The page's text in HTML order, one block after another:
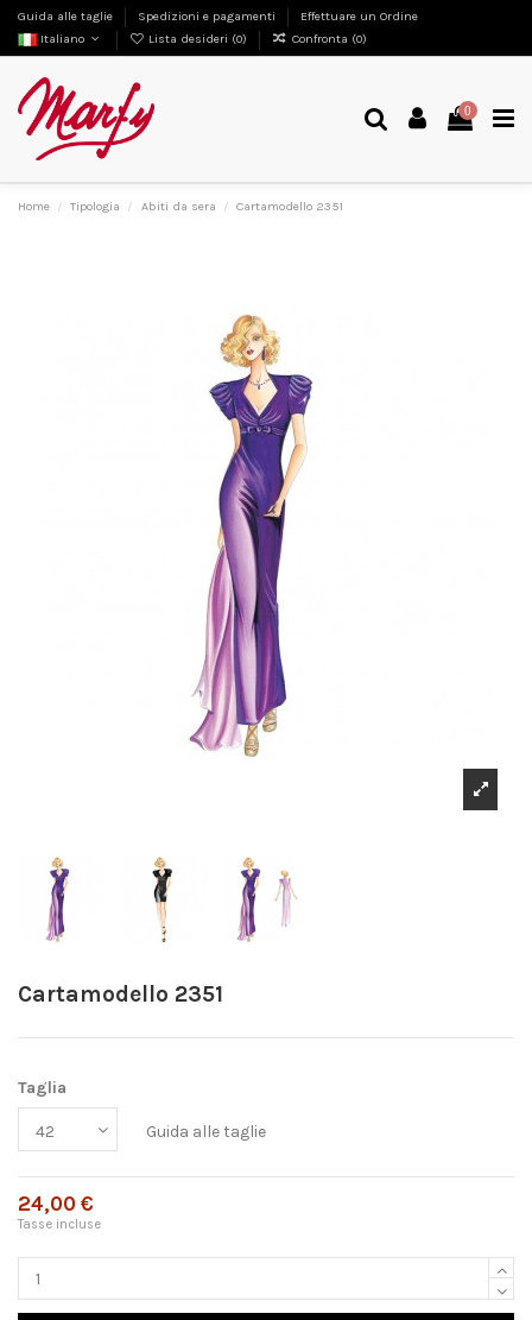
Guida alle taglie Spedizioni e pagamenti
Effettuare un Ordine
Italiano
Lista desideri (0) Confronta (0)
0
Home Tipologia Abiti da sera Cartamodello 2351
Cartamodello 2351
Taglia
Guida alle taglie
24,00 €
Tasse incluse